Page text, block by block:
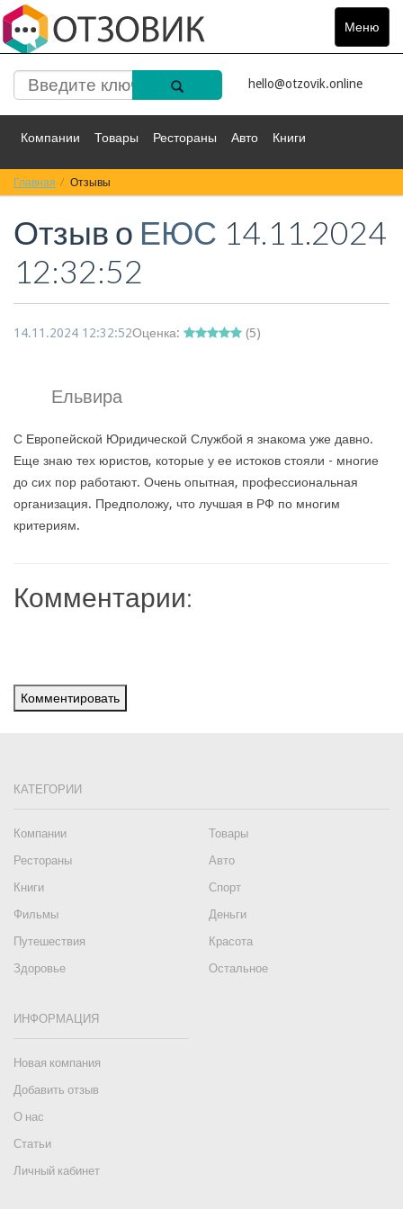
Меню
Toggle
hello@otzovik.online
Компании Товары Рестораны Авто Книги
Спорт Фильмы
Красота Здоровье Остальное
Главная Отзывы
Отзыв о ЕЮС 14.11.2024
12:32:52
14.11.2024 12:32:52Оценка: (5)
Ельвира
С Европейской Юридической Службой я знакома уже давно.
Еще знаю тех юристов, которые у ее истоков стояли - многие
до сих пор работают. Очень опытная, профессиональная
организация. Предположу, что лучшая в РФ по многим
критериям.
Комментарии:
Комментировать
КАТЕГОРИИ
Компании
Товары
Рестораны
Авто
Книги
Спорт
Фильмы
Деньги
Путешествия
Красота
Здоровье
Остальное
ИНФОРМАЦИЯ
Новая компания
Добавить отзыв
О нас
Статьи
Личный кабинет